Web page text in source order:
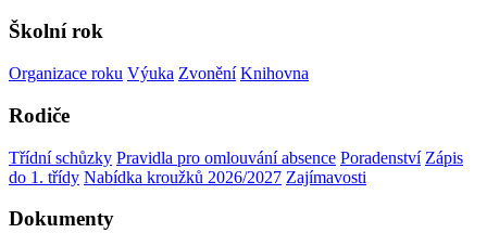
Školní rok
Organizace roku Výuka Zvonění Knihovna
Rodiče
Třídní schůzky Pravidla pro omlouvání absence Poradenství Zápis
do 1. třídy Nabídka kroužků 2026/2027 Zajímavosti
Dokumenty